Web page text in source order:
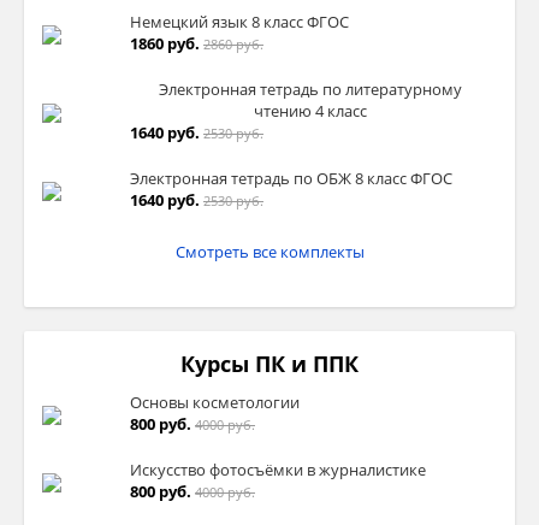
Немецкий язык 8 класс ФГОС
1860 руб. 2860 руб.
Электронная тетрадь по литературному
чтению 4 класс
1640 руб. 2530 руб.
Электронная тетрадь по ОБЖ 8 класс ФГОС
1640 руб. 2530 руб.
Смотреть все комплекты
Курсы ПК и ППК
Основы косметологии
800 руб. 4000 руб.
Искусство фотосъёмки в журналистике
800 руб. 4000 руб.